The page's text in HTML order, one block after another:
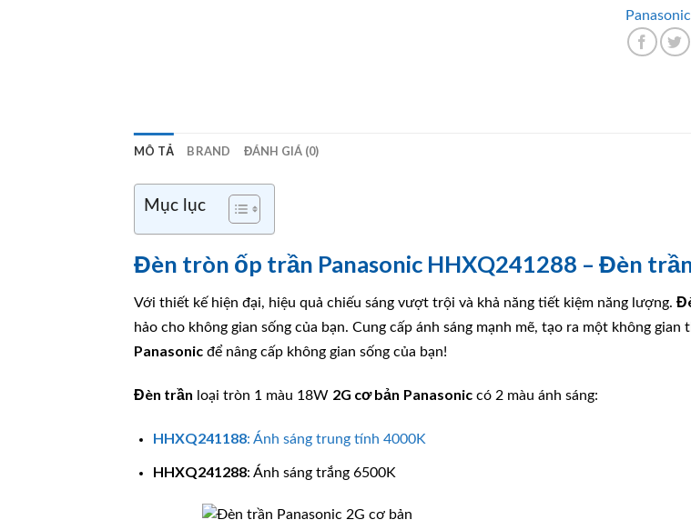
Panasonic
MÔ TẢ BRAND ĐÁNH GIÁ (0)
Mục lục
Đèn tròn ốp trần Panasonic HHXQ241288 – Đèn
Với thiết kế hiện đại, hiệu quả chiếu sáng vượt trội và khả năng tiết kiệm năng lượng.
hảo cho không gian sống của bạn. Cung cấp ánh sáng mạnh mẽ, tạo ra một không
Panasonic để nâng cấp không gian sống của bạn!
Đèn trần loại tròn 1 màu 18W 2G cơ bản Panasonic có 2 màu ánh sáng:
HHXQ241188: Ánh sáng trung tính 4000K
HHXQ241288: Ánh sáng trắng 6500K